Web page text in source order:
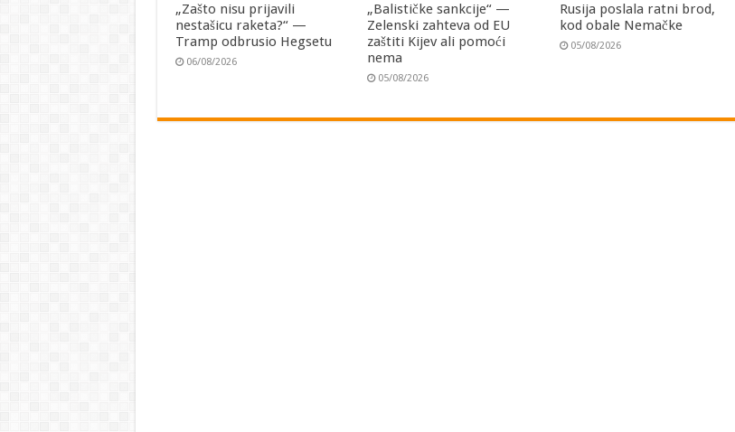
„Zašto nisu prijavili
nestašicu raketa?“ —
Tramp odbrusio Hegsetu
06/08/2026
„Balističke sankcije“ —
Zelenski zahteva od EU
zaštiti Kijev ali pomoći
nema
05/08/2026
Rusija poslala ratni brod,
kod obale Nemačke
05/08/2026